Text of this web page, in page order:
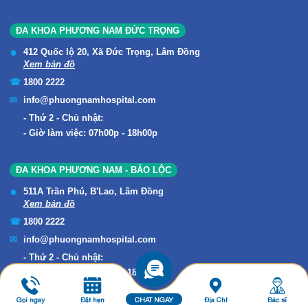
ĐA KHOA PHƯƠNG NAM ĐỨC TRỌNG
412 Quốc lộ 20, Xã Đức Trọng, Lâm Đồng
Xem bản đồ
1800 2222
info@phuongnamhospital.com
Thứ 2 - Chủ nhật:
Giờ làm việc: 07h00p - 18h00p
ĐA KHOA PHƯƠNG NAM - BẢO LỘC
511A Trần Phú, B'Lao, Lâm Đồng
Xem bản đồ
1800 2222
info@phuongnamhospital.com
Thứ 2 - Chủ nhật:
Giờ làm việc: 07h00p - 18h00p
Gọi ngay Đặt hẹn CHAT NGAY Địa Chỉ Bác sĩ